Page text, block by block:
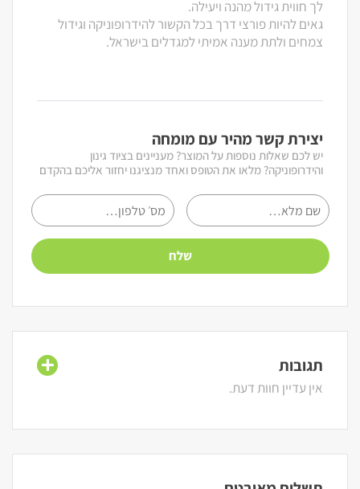
לך חווית גידול מהנה ויעילה.
גאים להיות פורצי דרך בכל הקשור להידרופוניקה וגידול
צמחים ולתת מענה אמיתי למגדלים בישראל.
יצירת קשר מהיר עם מומחה
יש לכם שאלות נוספות על המוצר? מעניינים בציוד גינון
והידרופוניקה? מלאו את הטופס ואחד מנציגנו יחזור אליכם בהקדם
תגובות
אין עדיין חוות דעת.